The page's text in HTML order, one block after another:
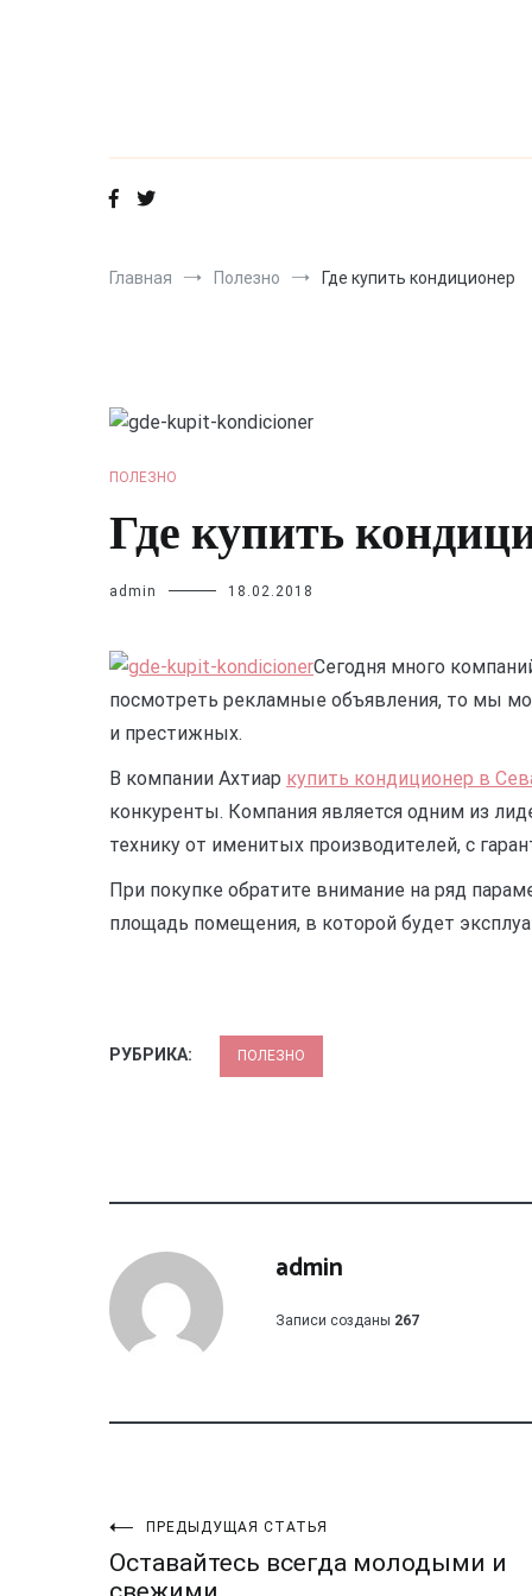
Главная Полезно Где купить кондиционер
ПОЛЕЗНО
Где купить
admin 18.02.2018
Сегодня много
посмотреть рекламные объявления, то мы
и престижных.
В компании Ахтиар купить кондиционер в
конкуренты. Компания является одним из
технику от именитых производителей, с
При покупке обратите внимание на ряд
площадь помещения, в которой будет
РУБРИКА: ПОЛЕЗНО
admin
Записи созданы 267
Навигация
ПРЕДЫДУЩАЯ СТАТЬЯ
Оставайтесь всегда молодыми и